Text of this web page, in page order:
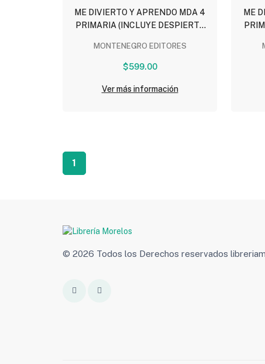
ME DIVIERTO Y APRENDO MDA 4
PRIMARIA (INCLUYE DESPIERTA
MONTENEGRO EDITORES
$599.00
Ver más información
ME
1
© 2026 Todos los Derechos reservados